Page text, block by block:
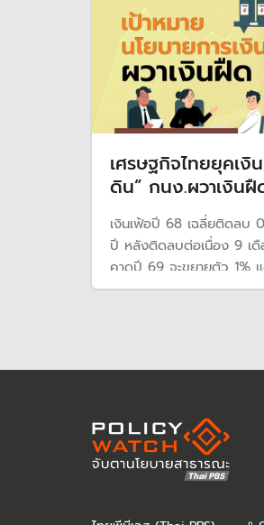
เศรษฐกิจไทยยุคเงิ
ดิน” กนง.ผวาเงินฝื
เงินเฟ้อปี 68 เฉลี่ยติดลบ
ปี หลังติดลบต่อเนื่อง 9
คาดปี 69 จะขยายตัว 1%
การเงิน อัตราเงินเฟ้อจะอ